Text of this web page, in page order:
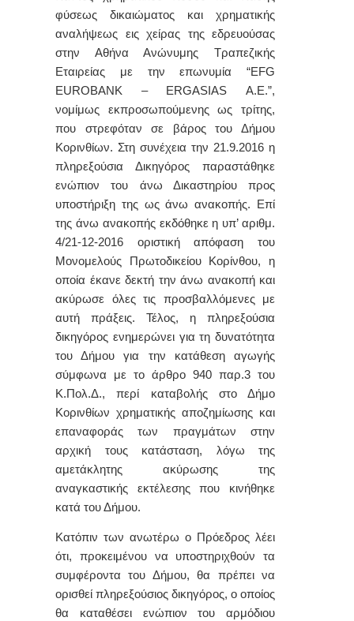
φύσεως δικαιώματος και χρηματικής
αναλήψεως εις χείρας της εδρευούσας
στην Αθήνα Ανώνυμης Τραπεζικής
Εταιρείας με την επωνυμία “EFG
EUROBANK – ERGASIAS A.E.”,
νομίμως εκπροσωπούμενης ως τρίτης,
που στρεφόταν σε βάρος του Δήμου
Κορινθίων. Στη συνέχεια την 21.9.2016 η
πληρεξούσια Δικηγόρος παραστάθηκε
ενώπιον του άνω Δικαστηρίου προς
υποστήριξη της ως άνω ανακοπής. Επί
της άνω ανακοπής εκδόθηκε η υπ’ αριθμ.
4/21-12-2016 οριστική απόφαση του
Μονομελούς Πρωτοδικείου Κορίνθου, η
οποία έκανε δεκτή την άνω ανακοπή και
ακύρωσε όλες τις προσβαλλόμενες με
αυτή πράξεις. Τέλος, η πληρεξούσια
δικηγόρος ενημερώνει για τη δυνατότητα
του Δήμου για την κατάθεση αγωγής
σύμφωνα με το άρθρο 940 παρ.3 του
Κ.Πολ.Δ., περί καταβολής στο Δήμο
Κορινθίων χρηματικής αποζημίωσης και
επαναφοράς των πραγμάτων στην
αρχική τους κατάσταση, λόγω της
αμετάκλητης ακύρωσης της
αναγκαστικής εκτέλεσης που κινήθηκε
κατά του Δήμου.
Κατόπιν των ανωτέρω ο Πρόεδρος λέει
ότι, προκειμένου να υποστηριχθούν τα
συμφέροντα του Δήμου, θα πρέπει να
ορισθεί πληρεξούσιος δικηγόρος, ο οποίος
θα καταθέσει ενώπιον του αρμόδιου